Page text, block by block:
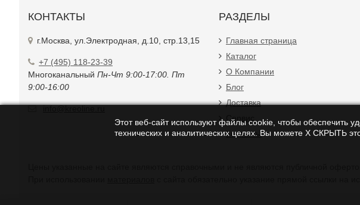
КОНТАКТЫ
г.Москва, ул.Электродная, д.10, стр.13,15
+7 (495) 118-23-39
Многоканальный Пн-Чт 9:00-17:00. Пт
9:00-16:00
РАЗДЕЛЫ
Главная страница
Каталог
О Компании
Блог
Доставка
Сервис
Контакты
Этот веб-сайт используют файлы cookie, чтобы обеспечить
технических и аналитических целях. Вы можете Х СКРЫТЬ